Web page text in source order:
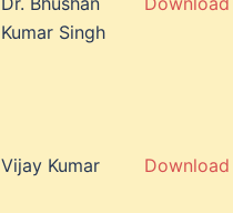
Kumar Singh
Vijay Kumar Download